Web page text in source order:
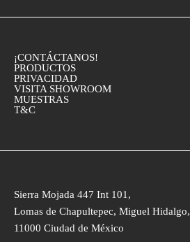
¡CONTÁCTANOS!
PRODUCTOS
PRIVACIDAD
VISITA SHOWROOM
MUESTRAS
T&C
Sierra Mojada 447 Int 101,
Lomas de Chapultepec, Miguel Hidalgo,
11000 Ciudad de México